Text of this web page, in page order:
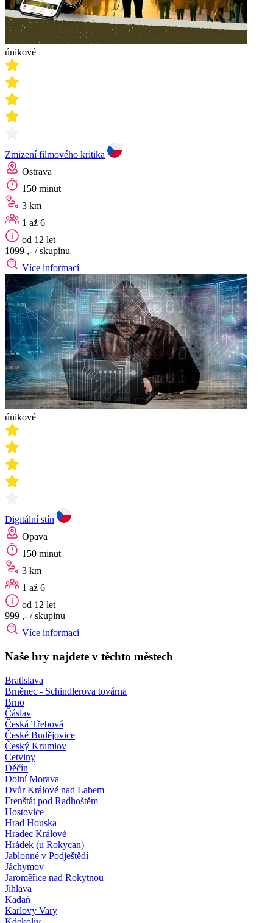
únikové
Zmizení filmového kritika
Ostrava
150 minut
3 km
1 až 6
od 12 let
1099 ,- / skupinu
Více informací
únikové
Digitální stín
Opava
150 minut
3 km
1 až 6
od 12 let
999 ,- / skupinu
Více informací
Naše hry najdete v těchto městech
Bratislava
Brněnec - Schindlerova továrna
Brno
Čáslav
Česká Třebová
České Budějovice
Český Krumlov
Cetviny
Děčín
Dolní Morava
Dvůr Králové nad Labem
Frenštát pod Radhoštěm
Hostovice
Hrad Houska
Hradec Králové
Hrádek (u Rokycan)
Jablonné v Podještědí
Jáchymov
Jaroměřice nad Rokytnou
Jihlava
Kadaň
Karlovy Vary